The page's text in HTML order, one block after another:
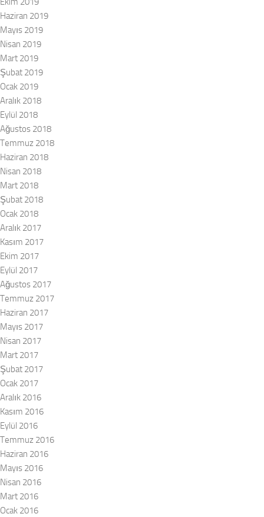
Haziran 2019
Mayıs 2019
Nisan 2019
Mart 2019
Şubat 2019
Ocak 2019
Aralık 2018
Eylül 2018
Ağustos 2018
Temmuz 2018
Haziran 2018
Nisan 2018
Mart 2018
Şubat 2018
Ocak 2018
Aralık 2017
Kasım 2017
Ekim 2017
Eylül 2017
Ağustos 2017
Temmuz 2017
Haziran 2017
Mayıs 2017
Nisan 2017
Mart 2017
Şubat 2017
Ocak 2017
Aralık 2016
Kasım 2016
Eylül 2016
Temmuz 2016
Haziran 2016
Mayıs 2016
Nisan 2016
Mart 2016
Ocak 2016